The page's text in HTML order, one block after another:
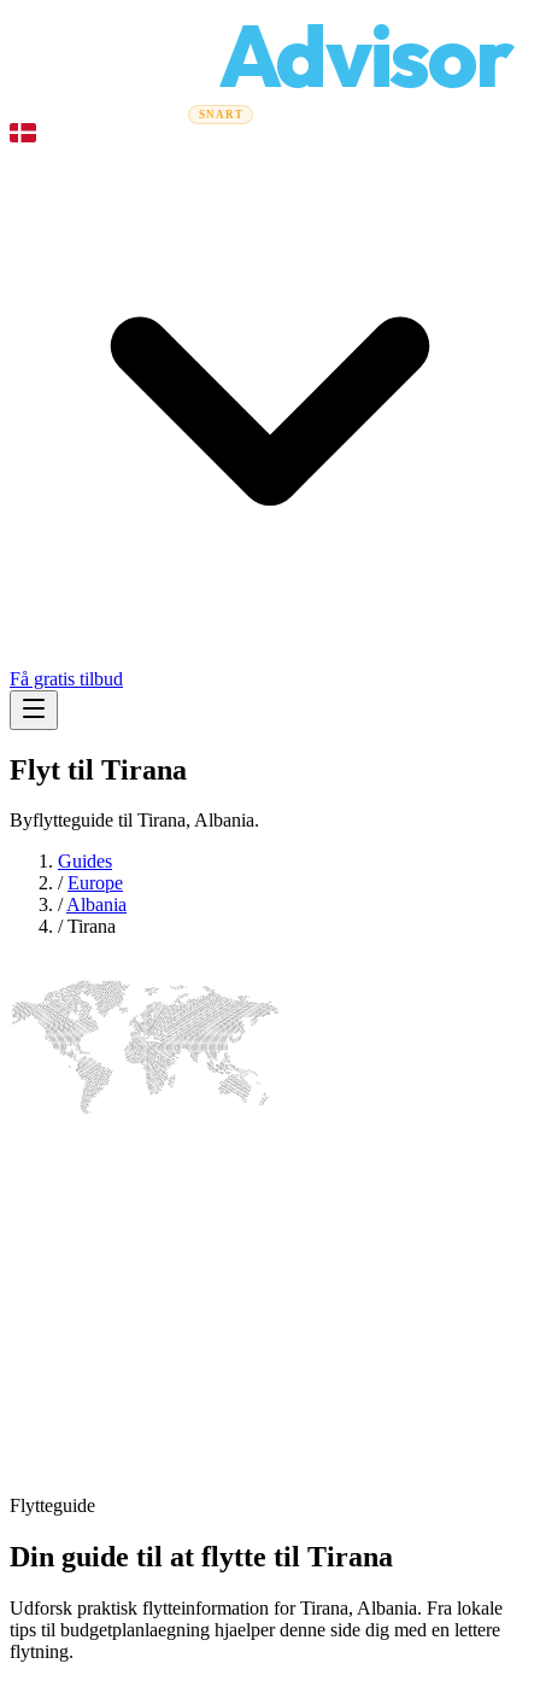
Advisor
Flyttefirmaer SNART
Få gratis tilbud
Flyt til Tirana
Byflytteguide til Tirana, Albania.
Guides
/Europe
/Albania
/Tirana
Flytteguide
Din guide til at flytte til Tirana
Udforsk praktisk flytteinformation for Tirana, Albania. Fra lokale
tips til budgetplanlaegning hjaelper denne side dig med en lettere
flytning.